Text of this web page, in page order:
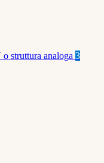
struttura analoga 3